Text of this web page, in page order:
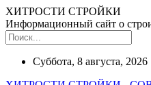
ХИТРОСТИ СТРОЙКИ
Информационный сайт о
Суббота, 8 августа, 2026